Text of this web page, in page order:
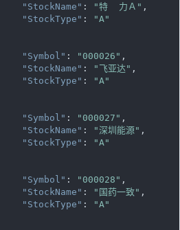
"StockName" : "特  力Ａ" ,
"StockType" :
"A"
"Symbol" : "000026" ,
"StockName" : "飞亚达" ,
"StockType" :
"A"
"Symbol" : "000027" ,
"StockName" : "深圳能源" ,
"StockType" :
"A"
"Symbol" : "000028" ,
"StockName" : "国药一致" ,
"StockType" :
"A"